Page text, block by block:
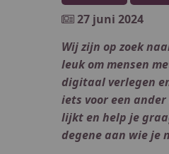
27 juni 2024
Wij zijn op zoek
leuk om mensen
digitaal verlegen
iets voor een
lijkt en help je
degene aan wie je